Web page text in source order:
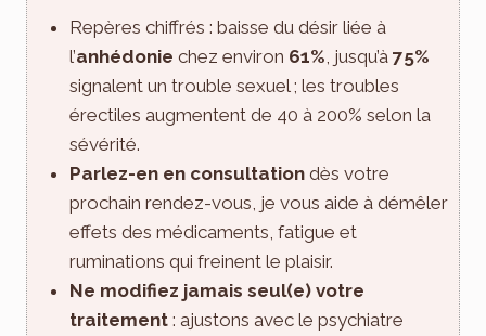
Repères chiffrés : baisse du désir liée à
l’anhédonie chez environ 61% , jusqu’à 75%
signalent un trouble sexuel ; les troubles
érectiles augmentent de 40 à 200% selon la
sévérité.
Parlez-en en consultation dès votre
prochain rendez-vous, je vous aide à démêler
effets des médicaments, fatigue et
ruminations qui freinent le plaisir.
Ne modifiez jamais seul(e) votre
traitement : ajustons avec le psychiatre